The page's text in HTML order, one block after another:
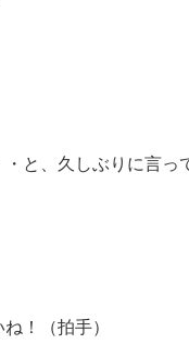
・と、久しぶりに言っ
ね！（拍手）